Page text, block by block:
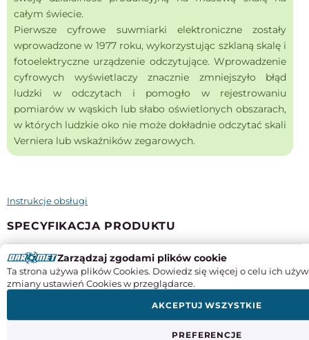
całym świecie.
Pierwsze cyfrowe suwmiarki elektroniczne zostały
wprowadzone w 1977 roku, wykorzystując szklaną skalę i
fotoelektryczne urządzenie odczytujące. Wprowadzenie
cyfrowych wyświetlaczy znacznie zmniejszyło błąd
ludzki w odczytach i pomogło w rejestrowaniu
pomiarów w wąskich lub słabo oświetlonych obszarach,
w których ludzkie oko nie może dokładnie odczytać skali
Verniera lub wskaźników zegarowych.
Instrukcje obsługi
SPECYFIKACJA PRODUKTU
Odczyt
elektroniczny
Zakres
Zarządzaj zgodami plików cookie
Ta strona używa plików Cookies. Dowiedz się więcej o celu ich
zmiany ustawień Cookies w przeglądarce.
PREFERENCJE
AKCEPTUJ WSZYSTKIE